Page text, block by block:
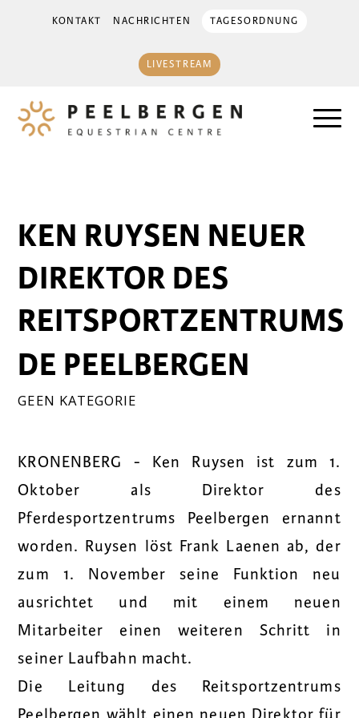
KONTAKT NACHRICHTEN TAGESORDNUNG
LIVESTREAM
KEN RUYSEN NEUER
DIREKTOR DES
REITSPORTZENTRUMS
DE PEELBERGEN
GEEN KATEGORIE
KRONENBERG - Ken Ruysen ist zum 1.
Oktober als Direktor des
Pferdesportzentrums Peelbergen ernannt
worden. Ruysen löst Frank Laenen ab, der
zum 1. November seine Funktion neu
ausrichtet und mit einem neuen
Mitarbeiter einen weiteren Schritt in
seiner Laufbahn macht.
Die Leitung des Reitsportzentrums